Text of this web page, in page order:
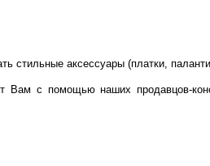
стильные аксессуары (платки,
с помощью наших продавцов-